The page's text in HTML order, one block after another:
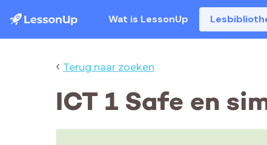
Wat is LessonUp
‹ Terug naar zoeken
ICT 1 Safe en